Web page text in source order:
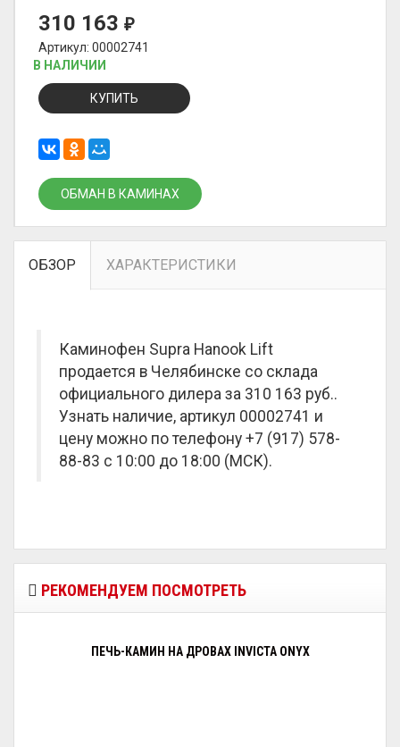
310 163 ₽
Артикул: 00002741
В НАЛИЧИИ
КУПИТЬ
ОБМАН В КАМИНАХ
ОБЗОР ХАРАКТЕРИСТИКИ
Каминофен Supra Hanook Lift
продается в Челябинске со склада
официального дилера за 310 163 руб..
Узнать наличие, артикул 00002741 и
цену можно по телефону +7 (917) 578-
88-83 с 10:00 до 18:00 (МСК).
РЕКОМЕНДУЕМ ПОСМОТРЕТЬ
ПЕЧЬ-КАМИН НА ДРОВАХ INVICTA ONYX